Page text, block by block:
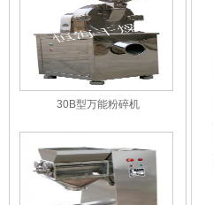
30B型万能粉碎机